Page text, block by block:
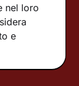
nel loro
e